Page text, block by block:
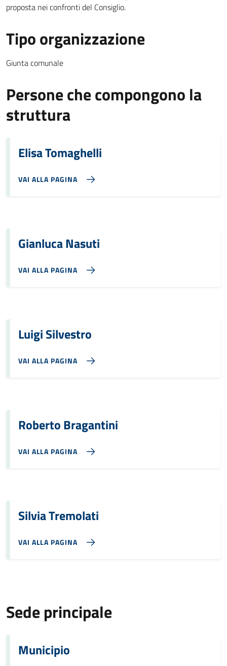
proposta nei confronti del Consiglio.
Tipo organizzazione
Giunta comunale
Persone che compongono la
struttura
Elisa Tomaghelli
VAI ALLA PAGINA
Gianluca Nasuti
VAI ALLA PAGINA
Luigi Silvestro
VAI ALLA PAGINA
Roberto Bragantini
VAI ALLA PAGINA
Silvia Tremolati
VAI ALLA PAGINA
Sede principale
Municipio